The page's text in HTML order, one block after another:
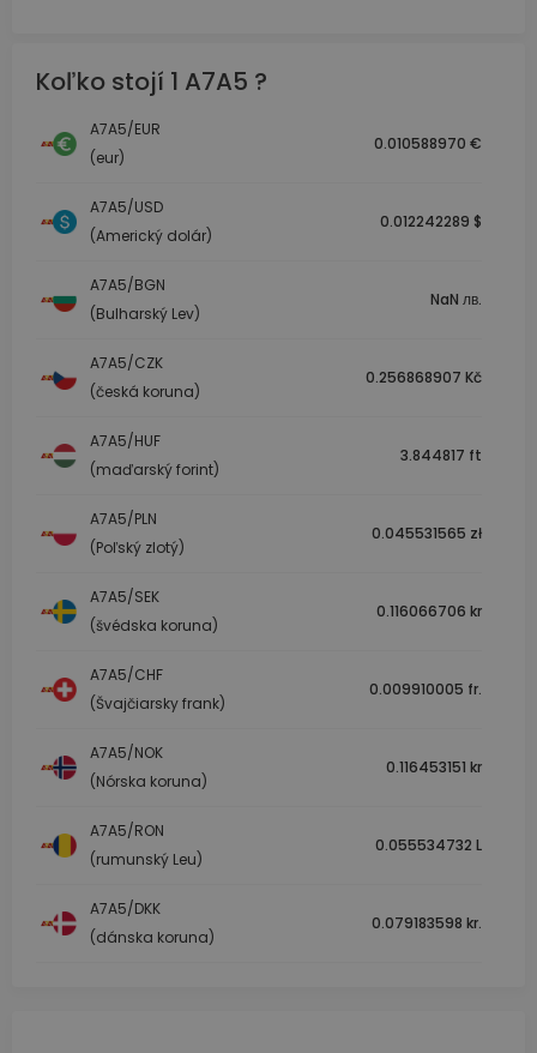
Koľko stojí 1 A7A5 ?
A7A5/EUR
(eur)
0.010588970 €
A7A5/USD
(Americký dolár)
0.012242289 $
A7A5/BGN
(Bulharský Lev)
NaN лв.
A7A5/CZK
(česká koruna)
0.256868907 Kč
A7A5/HUF
(maďarský forint)
3.844817 ft
A7A5/PLN
(Poľský zlotý)
0.045531565 zł
A7A5/SEK
(švédska koruna)
0.116066706 kr
A7A5/CHF
(Švajčiarsky frank)
0.009910005 fr.
A7A5/NOK
(Nórska koruna)
0.116453151 kr
A7A5/RON
(rumunský Leu)
0.055534732 L
A7A5/DKK
(dánska koruna)
0.079183598 kr.